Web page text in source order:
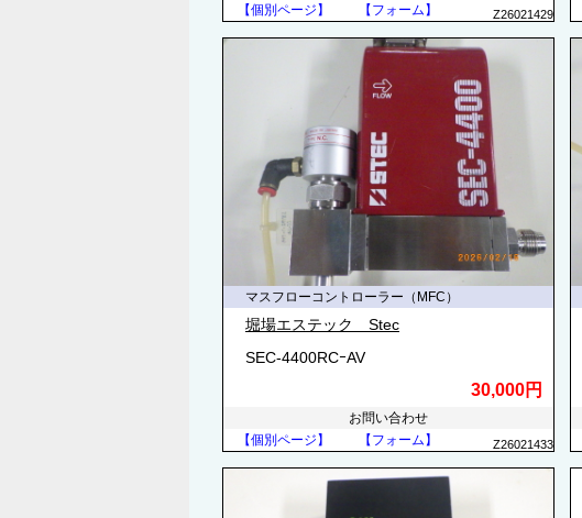
【個別ページ】
【フォーム】 Z26021429
マスフローコントローラー（MFC）
堀場エステック Stec
SEC-4400RCｰAV
30,000円
お問い合わせ
【個別ページ】
【フォーム】 Z26021433